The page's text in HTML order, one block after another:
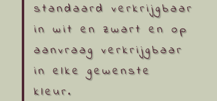
standaard verkrijgbaar
in wit en zwart en op
aanvraag verkrijgbaar
in elke gewenste
kleur.